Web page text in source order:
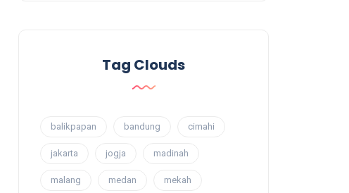
Tag Clouds
balikpapan bandung cimahi
jakarta jogja madinah
malang medan mekah